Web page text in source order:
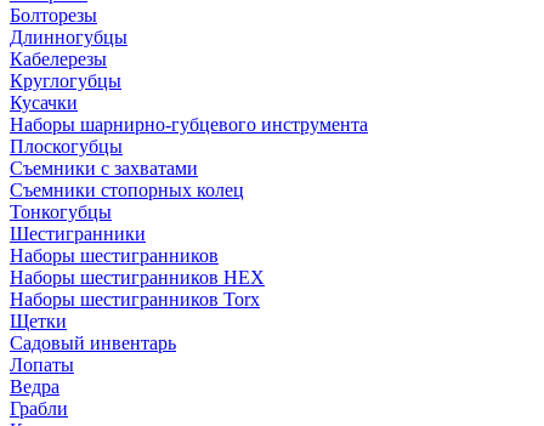
Болторезы
Длинногубцы
Кабелерезы
Круглогубцы
Кусачки
Наборы шарнирно-губцевого инструмента
Плоскогубцы
Съемники с захватами
Съемники стопорных колец
Тонкогубцы
Шестигранники
Наборы шестигранников
Наборы шестигранников HEX
Наборы шестигранников Torx
Щетки
Садовый инвентарь
Лопаты
Ведра
Грабли